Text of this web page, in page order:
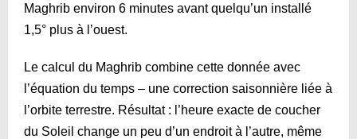
Maghrib environ 6 minutes avant quelqu’un installé
1,5° plus à l’ouest.
Le calcul du Maghrib combine cette donnée avec
l’équation du temps – une correction saisonnière liée à
l’orbite terrestre. Résultat : l’heure exacte de coucher
du Soleil change un peu d’un endroit à l’autre, même